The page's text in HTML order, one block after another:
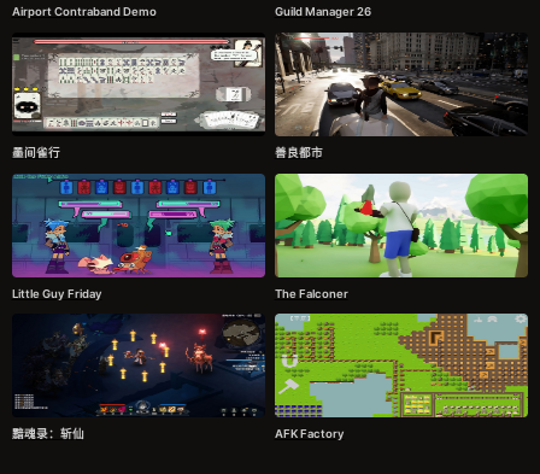
Airport Contraband Demo Guild Manager 26
墨间雀行 善良都市
Little Guy Friday The Falconer
黯魂录：斩仙 AFK Factory